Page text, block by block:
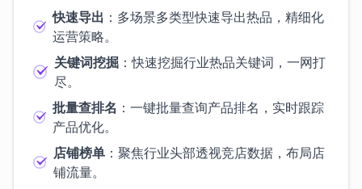
快速导出 ：多场景多类型快速导出热品，精细化
运营策略。
关键词挖掘 ：快速挖掘行业热品关键词，一网打
尽。
批量查排名 ：一键批量查询产品排名，实时跟踪
产品优化。
店铺榜单 ：聚焦行业头部透视竞店数据，布局店
铺流量。